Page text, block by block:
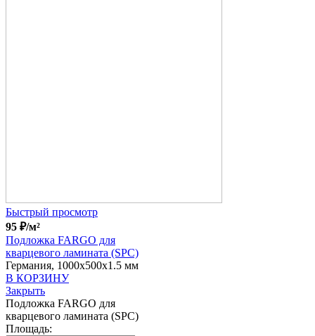
Быстрый просмотр
95 ₽/м²
Подложка FARGO для
кварцевого ламината (SPC)
Германия, 1000x500x1.5 мм
В КОРЗИНУ
Закрыть
Подложка FARGO для
кварцевого ламината (SPC)
Площадь: